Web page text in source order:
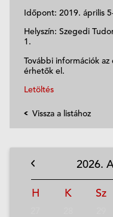
Időpont: 2019. április
Helyszín: Szegedi
1.
További információk
érhetők el.
Letöltés
Vissza a listához
2026.
H K Sz